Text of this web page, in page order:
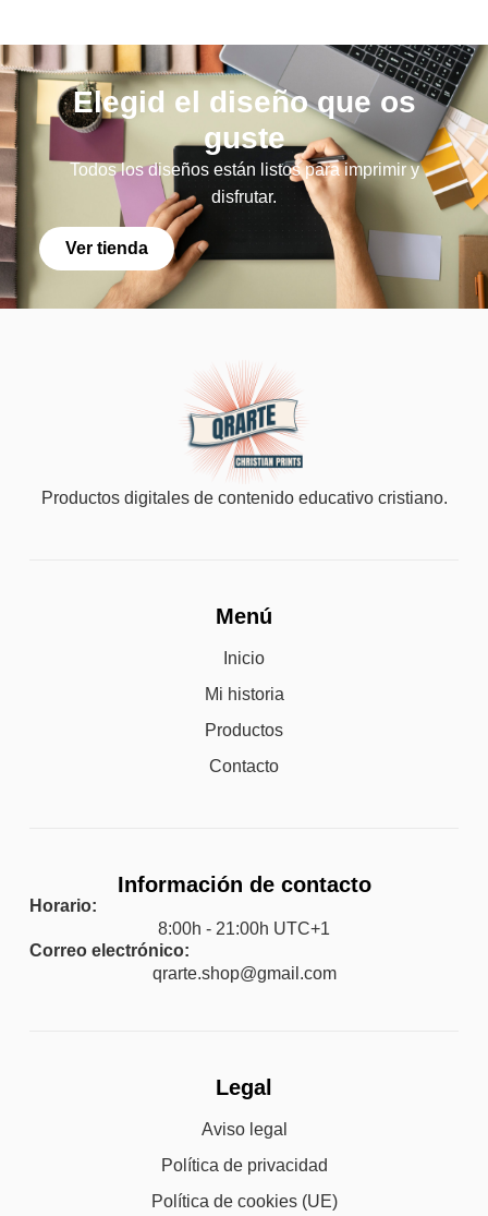
Elegid el diseño que os
guste
Todos los diseños están listos para imprimir y
disfrutar.
Ver tienda
Productos digitales de contenido educativo cristiano.
Menú
Inicio
Mi historia
Productos
Contacto
Información de contacto
Horario:
8:00h - 21:00h UTC+1
Correo electrónico:
qrarte.shop@gmail.com
Legal
Aviso legal
Política de privacidad
Política de cookies (UE)